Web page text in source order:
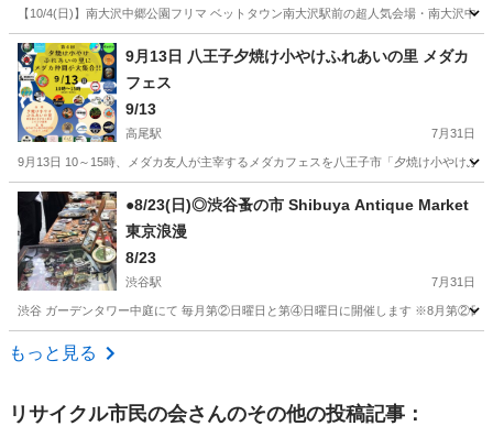
【10/4(日)】南大沢中郷公園フリマ ベットタウン南大沢駅前の超人気会場・南大沢
東京 八王子市 南大沢駅 フリーマーケット 会場
9月13日 八王子夕焼け小やけふれあいの里 メダカ
フェス
9/13
高尾駅 7月31日
9月13日 10～15時、メダカ友人が主宰するメダカフェスを八王子市「夕焼け小やけふ
東京 八王子市 高尾駅 フリーマーケット
●8/23(日)◎渋谷蚤の市 Shibuya Antique Market
東京浪漫
8/23
渋谷駅 7月31日
渋谷 ガーデンタワー中庭にて 毎月第②日曜日と第④日曜日に開催します ※8月第②日
東京 渋谷区
もっと見る
リサイクル市民の会さんのその他の投稿記事：